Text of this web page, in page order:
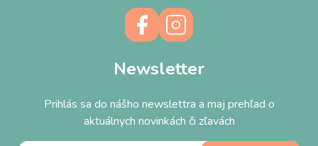
Newsletter
Prihlás sa do nášho newslettra a maj prehľad o
aktuálnych novinkách či zľavách